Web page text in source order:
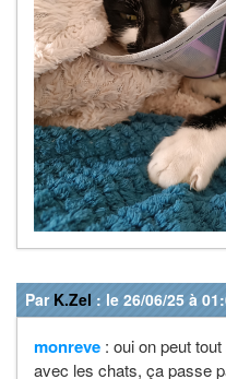
Par K.Zel : le 26/06/25 à
monreve : oui on peut
avec les chats, ça passe